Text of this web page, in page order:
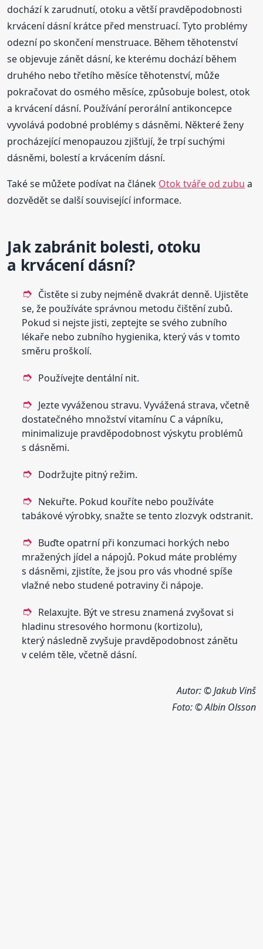
dochází k zarudnutí, otoku a větší pravděpodobnosti
krvácení dásní krátce před menstruací. Tyto problémy
odezní po skončení menstruace. Během těhotenství
se objevuje zánět dásní, ke kterému dochází během
druhého nebo třetího měsíce těhotenství, může
pokračovat do osmého měsíce, způsobuje bolest, otok
a krvácení dásní. Používání perorální antikoncepce
vyvolává podobné problémy s dásněmi. Některé ženy
procházející menopauzou zjišťují, že trpí suchými
dásněmi, bolestí a krvácením dásní.
Také se můžete podívat na článek Otok tváře od zubu a
dozvědět se další související informace.
Jak zabránit bolesti, otoku
a krvácení dásní?
Čistěte si zuby nejméně dvakrát denně. Ujistěte
se, že používáte správnou metodu čištění zubů.
Pokud si nejste jisti, zeptejte se svého zubního
lékaře nebo zubního hygienika, který vás v tomto
směru proškolí.
Používejte dentální nit.
Jezte vyváženou stravu. Vyvážená strava, včetně
dostatečného množství vitamínu C a vápníku,
minimalizuje pravděpodobnost výskytu problémů
s dásněmi.
Dodržujte pitný režim.
Nekuřte. Pokud kouříte nebo používáte
tabákové výrobky, snažte se tento zlozvyk odstranit.
Buďte opatrní při konzumaci horkých nebo
mražených jídel a nápojů. Pokud máte problémy
s dásněmi, zjistíte, že jsou pro vás vhodné spíše
vlažné nebo studené potraviny či nápoje.
Relaxujte. Být ve stresu znamená zvyšovat si
hladinu stresového hormonu (kortizolu),
který následně zvyšuje pravděpodobnost zánětu
v celém těle, včetně dásní.
Autor: © Jakub Vinš
Foto:© Albin Olsson